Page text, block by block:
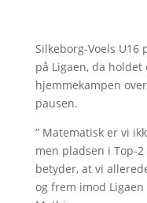
Silkeborg-Voels
på Ligaen, da
hjemmekampen
pausen.
” Matematisk er vi
men pladsen i Top-
betyder, at vi
og frem imod